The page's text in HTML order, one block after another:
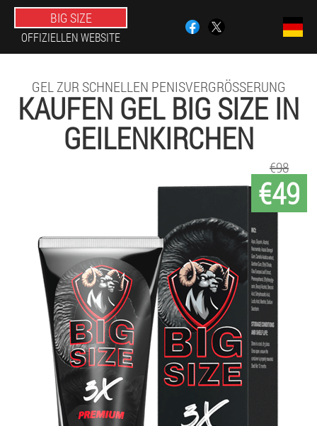
BIG SIZE
OFFIZIELLEN WEBSITE
GEL ZUR SCHNELLEN PENISVERGRÖSSERUNG
KAUFEN GEL BIG SIZE IN
GEILENKIRCHEN
€49
€98